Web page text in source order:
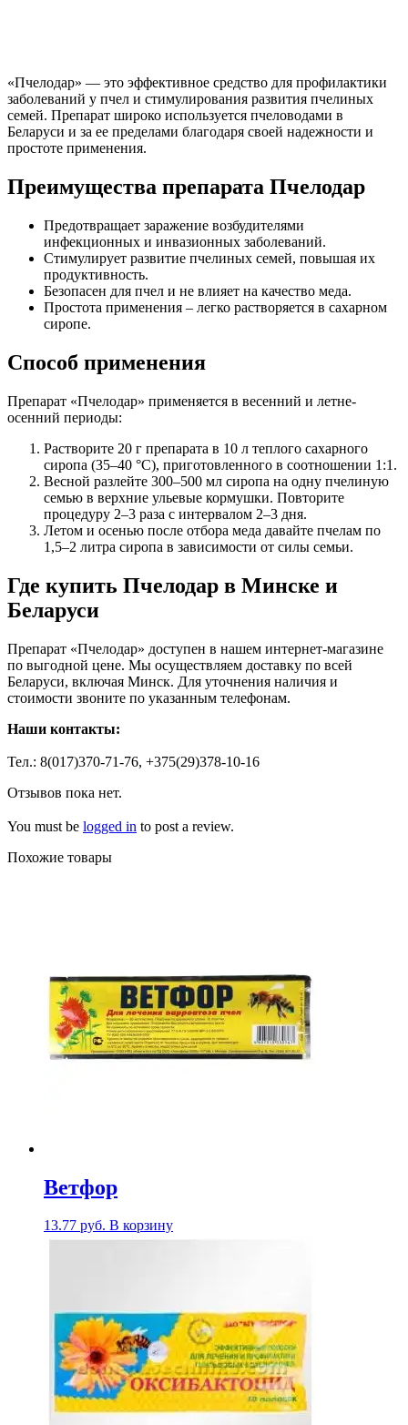
«Пчелодар» — это эффективное средство для профилактики
заболеваний у пчел и стимулирования развития пчелиных
семей. Препарат широко используется пчеловодами в
Беларуси и за ее пределами благодаря своей надежности и
простоте применения.
Преимущества препарата Пчелодар
Предотвращает заражение возбудителями
инфекционных и инвазионных заболеваний.
Стимулирует развитие пчелиных семей, повышая их
продуктивность.
Безопасен для пчел и не влияет на качество меда.
Простота применения – легко растворяется в сахарном
сиропе.
Способ применения
Препарат «Пчелодар» применяется в весенний и летне-
осенний периоды:
Растворите 20 г препарата в 10 л теплого сахарного
сиропа (35–40 °C), приготовленного в соотношении 1:1.
Весной разлейте 300–500 мл сиропа на одну пчелиную
семью в верхние ульевые кормушки. Повторите
процедуру 2–3 раза с интервалом 2–3 дня.
Летом и осенью после отбора меда давайте пчелам по
1,5–2 литра сиропа в зависимости от силы семьи.
Где купить Пчелодар в Минске и
Беларуси
Препарат «Пчелодар» доступен в нашем интернет-магазине
по выгодной цене. Мы осуществляем доставку по всей
Беларуси, включая Минск. Для уточнения наличия и
стоимости звоните по указанным телефонам.
Наши контакты:
Тел.: 8(017)370-71-76, +375(29)378-10-16
Отзывов пока нет.
You must be logged in to post a review.
Похожие товары
Ветфор
13.77 руб. В корзину